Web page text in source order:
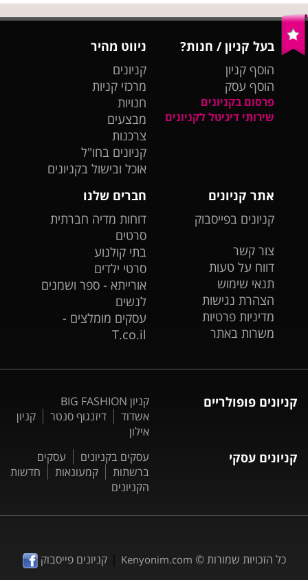
בעל קניון / חנות?
הוסף קניון
הוסף עסק
פרסום בקניונים
שירותי דיגיטל לקניונים
ניווט מהיר
קניונים
מרכזי קניות
חנויות
מבצעים
צרכנות
קניונים בחו"ל
אוכל ובישול בקניונים
אתר קניונים
קניונים בפייסבוק
צור קשר
דווח על טעות
תנאי שימוש
הצהרת נגישות
מדיניות פרטיות
משרות באתר
חברים שלנו
דוחות מדיה חברתית
סרטים
בתי קולנוע
סרטי ילדים
אורייתא - ספר ושמנים
לנשים
עסקים מומלצים -
T.co.il
קניונים פופולריים
קניון BIG FASHION
אשדוד
דיזנגוף סנטר
קניון
אילון
קניונים עסקי עסקים בקניונים
עסקים
ברשתות
קמעונאות
חדשות
הקניונים
כל הזכויות שמורות © Kenyonim.com
|קניונים פייסבוק